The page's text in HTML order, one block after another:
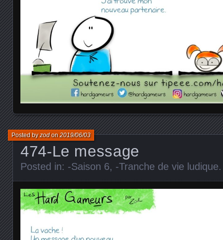
474-Le message
Posted byzodon2019/06/03
Posted in: -Saison 6, -Tranche de vie ludique